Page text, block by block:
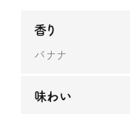
香り
バナナ
味わい